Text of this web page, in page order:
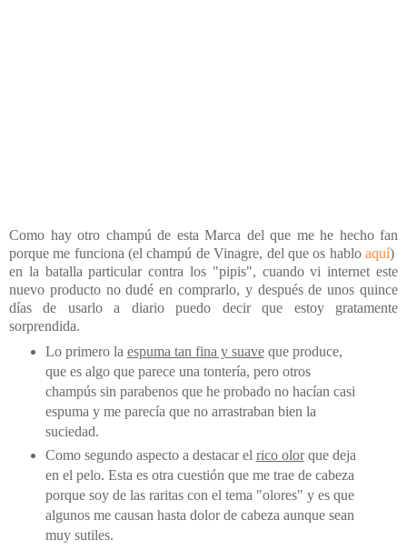
Como hay otro champú de esta Marca del que me he hecho fan
porque me funciona (el champú de Vinagre, del que os hablo aquí)
en la batalla particular contra los "pipis", cuando vi internet este
nuevo producto no dudé en comprarlo, y después de unos quince
días de usarlo a diario puedo decir que estoy gratamente
sorprendida.
Lo primero la espuma tan fina y suaveque produce,
que es algo que parece una tontería, pero otros
champús sin parabenos que he probado no hacían casi
espuma y me parecía que no arrastraban bien la
suciedad.
Como segundo aspecto a destacar el rico olorque deja
en el pelo. Esta es otra cuestión que me trae de cabeza
porque soy de las raritas con el tema "olores" y es que
algunos me causan hasta dolor de cabeza aunque sean
muy sutiles.